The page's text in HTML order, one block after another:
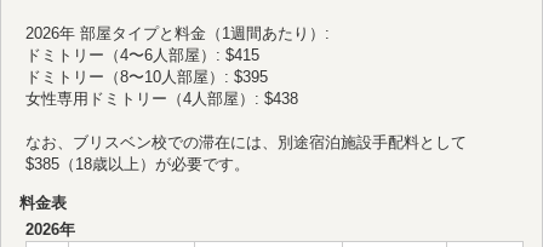
2026年 部屋タイプと料金（1週間あたり）:
ドミトリー（4〜6人部屋）: $415
ドミトリー（8〜10人部屋）: $395
女性専用ドミトリー（4人部屋）: $438
なお、ブリスベン校での滞在には、別途宿泊施設手配料として
$385（18歳以上）が必要です。
料金表
2026年